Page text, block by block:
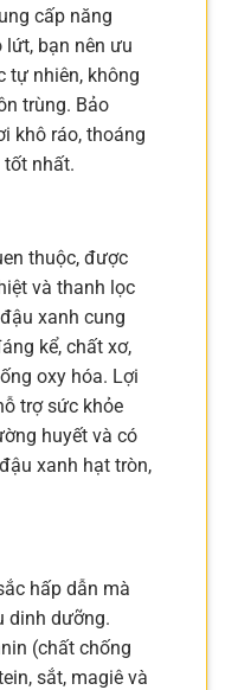
cấp năng
bạn nên ưu
tự nhiên, không
trùng. Bảo
khô ráo, thoáng
nhất.
thuộc, được
và thanh lọc
xanh cung
kể, chất xơ,
oxy hóa. Lợi
trợ sức khỏe
huyết và có
xanh hạt tròn,
hấp dẫn mà
dinh dưỡng.
(chất chống
sắt, magiê và